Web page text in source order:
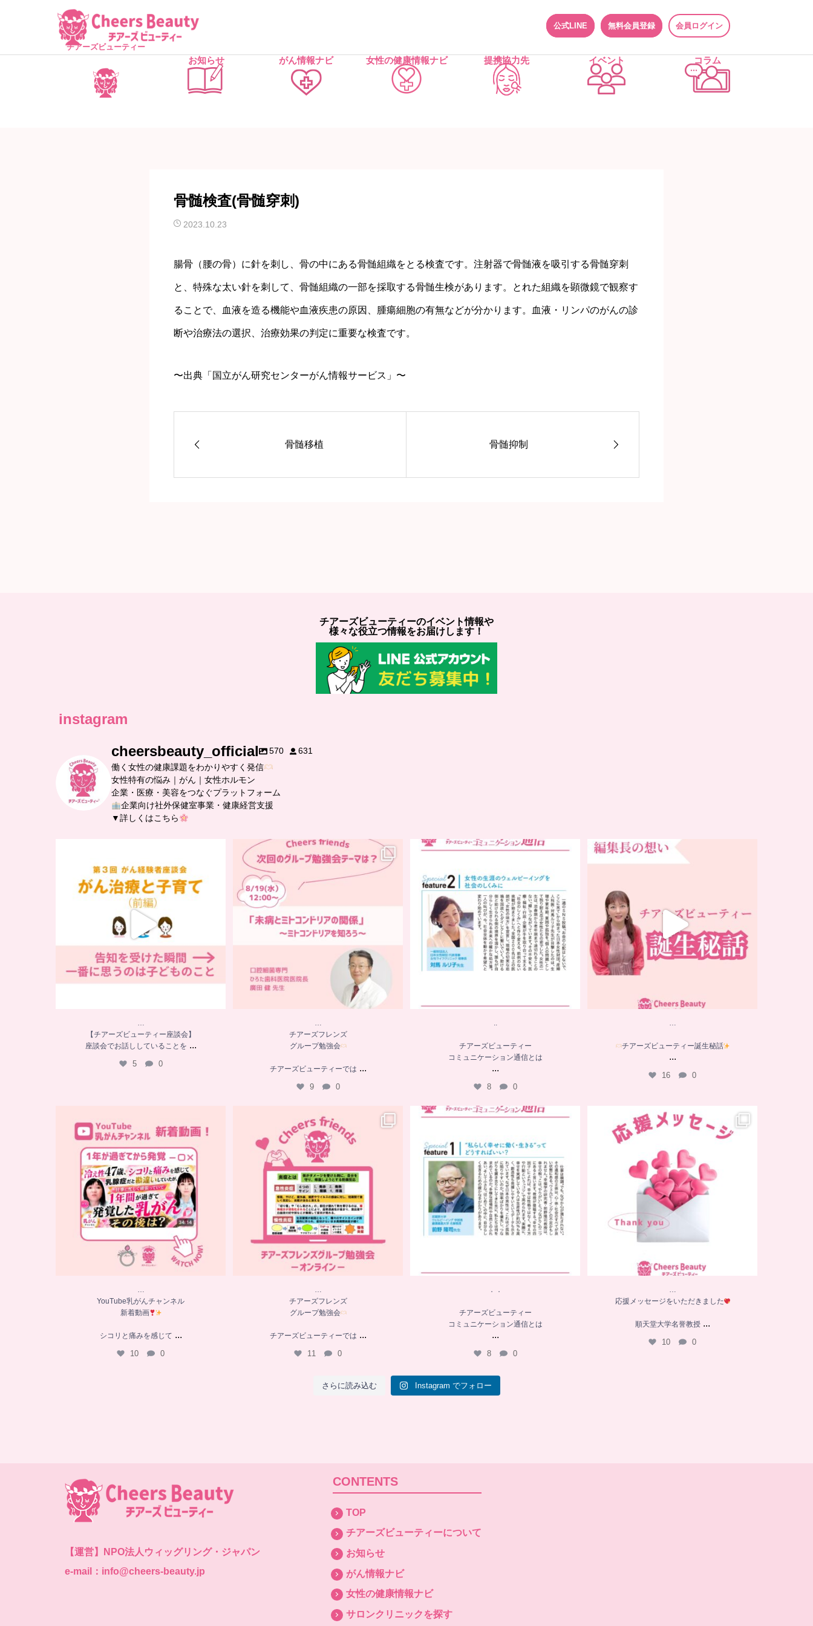
公式LINE 無料会員登録 会員ログイン
チアーズビューティー
お知らせ がん情報ナビ 女性の健康情報ナビ 提携協力先 イベント コラム
骨髄検査(骨髄穿刺)
2023.10.23
腸骨（腰の骨）に針を刺し、骨の中にある骨髄組織をとる検査です。注射器で骨髄液を吸引する骨髄穿刺
と、特殊な太い針を刺して、骨髄組織の一部を採取する骨髄生検があります。とれた組織を顕微鏡で観察す
ることで、血液を造る機能や血液疾患の原因、腫瘍細胞の有無などが分かります。血液・リンパのがんの診
断や治療法の選択、治療効果の判定に重要な検査です。
〜出典「国立がん研究センターがん情報サービス」〜
骨髄移植 骨髄抑制
チアーズビューティーのイベント情報や
様々な役立つ情報をお届けします！
instagram
cheersbeauty_official
570
631
働く女性の健康課題をわかりやすく発信
女性特有の悩み｜がん｜女性ホルモン
企業・医療・美容をつなぐプラットフォーム
企業向け社外保健室事業・健康経営支援
▼詳しくはこちら
座談会でお話ししていることを
5 0
…
【チアーズビューティー座談会】
座談会でお話ししていることを ...
5 0
チアーズフレンズ
グループ勉強会
チアーズビューティーでは
…
チアーズフレンズ
グループ勉強会
チアーズビューティーでは ...
9 0
..
コミュニケーション通信とは
...
8 0
..
チアーズビューティー
コミュニケーション通信とは
...
8 0
…
チアーズビューティー誕生秘話
…
チアーズビューティー誕生秘話
...
16 0
YouTube乳がんチャンネル
新着動画
シコリと痛みを感じて...
10 0
…
YouTube乳がんチャンネル
新着動画
シコリと痛みを感じて ...
10 0
…
チアーズフレンズ
グループ勉強会
チアーズビューティーでは
11
…
チアーズフレンズ
グループ勉強会
チアーズビューティーでは ...
11 0
．．
...
8 0
．．
チアーズビューティー
コミュニケーション通信とは
...
8 0
…
応援メッセージをいただきました
10
…
応援メッセージをいただきました
順天堂大学名誉教授 ...
10 0
さらに読み込む Instagram でフォロー
【運営】
NPO法人ウィッグリング・ジャパン
e-mail：info@cheers-beauty.jp
CONTENTS
TOP
チアーズビューティーについて
お知らせ
がん情報ナビ
女性の健康情報ナビ
サロンクリニックを探す